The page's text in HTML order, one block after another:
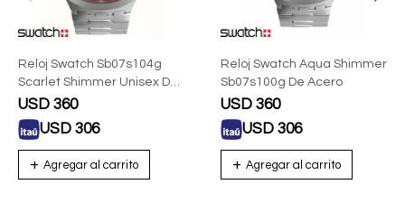
Reloj Swatch Sb07s104g
Scarlet Shimmer Unisex De
Acero Inoxidable Rojo
USD 360
USD 306
Reloj Swatch Aqua Shimmer
Sb07s100g De Acero
USD 360
USD 306